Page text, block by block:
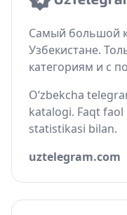
Самый большой
Узбекистане.
категориям и с
O‘zbekcha
katalogi. Faqt
statistikasi bilan.
uztelegram.com